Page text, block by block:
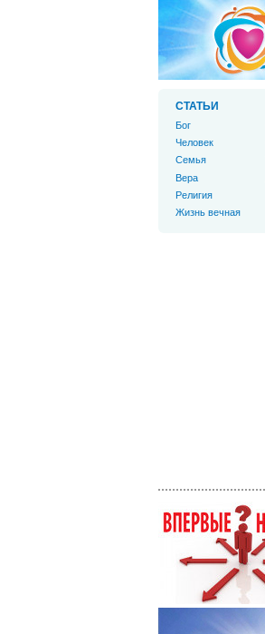
СТАТЬИ
Бог
Человек
Cемья
Вера
Религия
Жизнь вечная